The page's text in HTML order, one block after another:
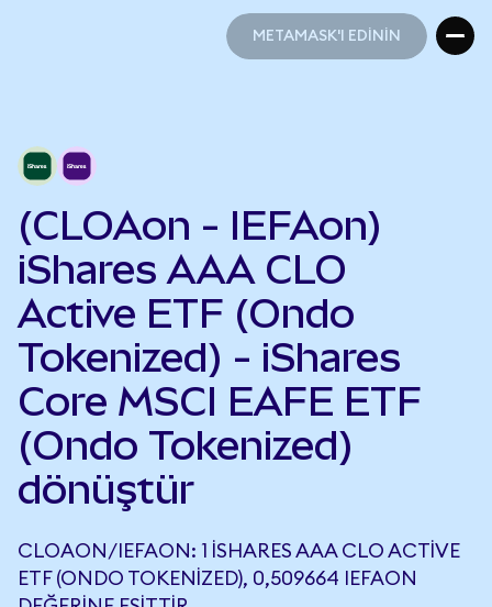
METAMASK'I EDİNİN
(CLOAon - IEFAon)
iShares AAA CLO
Active ETF (Ondo
Tokenized) - iShares
Core MSCI EAFE ETF
(Ondo Tokenized)
dönüştür
CLOAON/IEFAON: 1 ISHARES AAA CLO ACTIVE
ETF (ONDO TOKENIZED), 0,509664 IEFAON